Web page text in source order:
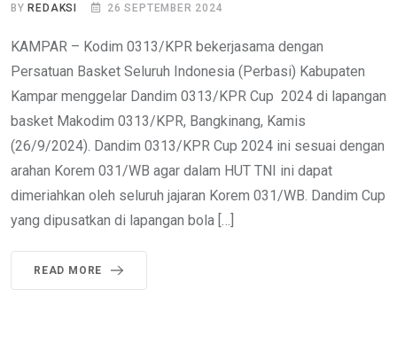
BYREDAKSI 26 SEPTEMBER 2024
KAMPAR – Kodim 0313/KPR bekerjasama dengan
Persatuan Basket Seluruh Indonesia (Perbasi) Kabupaten
Kampar menggelar Dandim 0313/KPR Cup 2024 di lapangan
basket Makodim 0313/KPR, Bangkinang, Kamis
(26/9/2024). Dandim 0313/KPR Cup 2024 ini sesuai dengan
arahan Korem 031/WB agar dalam HUT TNI ini dapat
dimeriahkan oleh seluruh jajaran Korem 031/WB. Dandim Cup
yang dipusatkan di lapangan bola […]
READ MORE